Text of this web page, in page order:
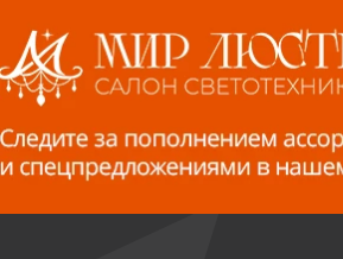
Волжский, ул. Мира 47 В
8 927 255 38 33
Пенза, ул. Пролетарская, 61 ТЦ
"Стройбери"